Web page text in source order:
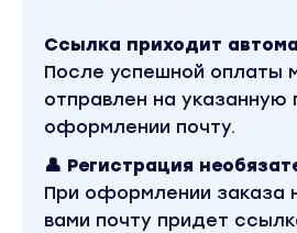
Ссылка приходит
После успешной оплаты
отправлен на указанную
оформлении почту.
👤 Регистрация
При оформлении заказа
вами почту придет